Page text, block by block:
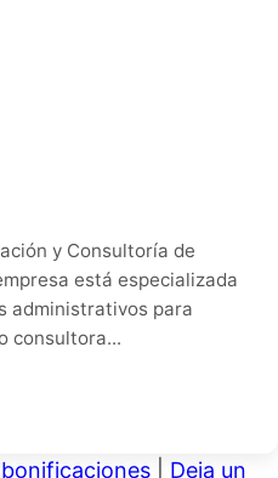
y Consultoría de
está especializada
administrativos para
consultora...
Deja un